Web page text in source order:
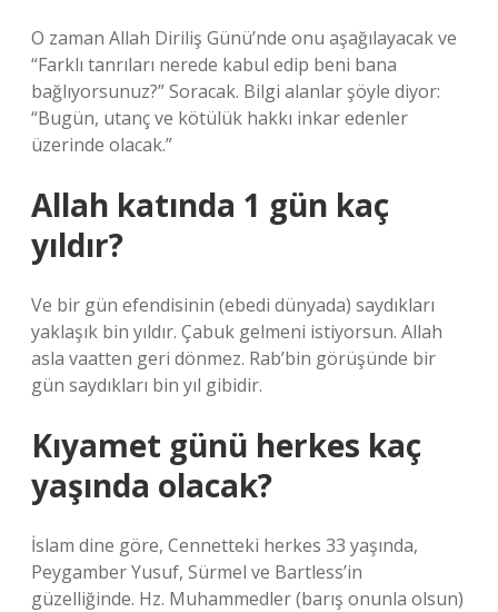
O zaman Allah Diriliş Günü’nde onu aşağılayacak ve
“Farklı tanrıları nerede kabul edip beni bana
bağlıyorsunuz?” Soracak. Bilgi alanlar şöyle diyor:
“Bugün, utanç ve kötülük hakkı inkar edenler
üzerinde olacak.”
Allah katında 1 gün kaç
yıldır?
Ve bir gün efendisinin (ebedi dünyada) saydıkları
yaklaşık bin yıldır. Çabuk gelmeni istiyorsun. Allah
asla vaatten geri dönmez. Rab’bin görüşünde bir
gün saydıkları bin yıl gibidir.
Kıyamet günü herkes kaç
yaşında olacak?
İslam dine göre, Cennetteki herkes 33 yaşında,
Peygamber Yusuf, Sürmel ve Bartless’in
güzelliğinde. Hz. Muhammedler (barış onunla olsun)